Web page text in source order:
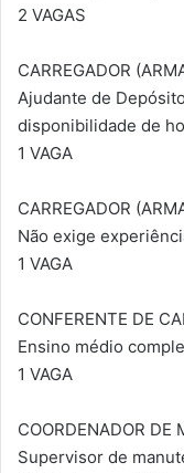
2 VAGAS
CARREGADOR
Ajudante de
disponibilidade de
1 VAGA
CARREGADOR
Não exige
1 VAGA
CONFERENTE DE
Ensino médio
1 VAGA
COORDENADOR DE
Supervisor de